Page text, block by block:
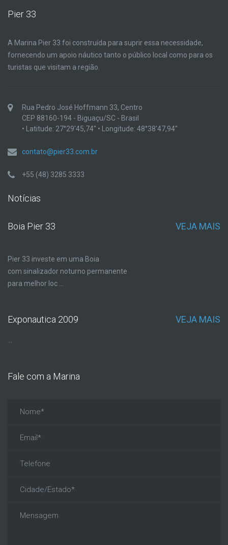
Pier 33
A Marina Pier 33 foi construída para suprir essa necessidade,
fornecendo um apoio náutico tanto o público local como para os
turistas que visitam a região.
Rua Pedro José Hoffmann 33, Centro
CEP 88160-194 - Biguaçu/SC - Brasil
• Latitude: 27°29'45,74'' • Longitude: 48°38'47,94''
contato@pier33.com.br
+55 (48) 3285 3333
Notícias
Boia Pier 33 VEJA MAIS
Pier 33 investe em uma Boia
com sinalizador noturno permanente
para melhor loc ...
Exponautica 2009 VEJA MAIS
Fale com a Marina